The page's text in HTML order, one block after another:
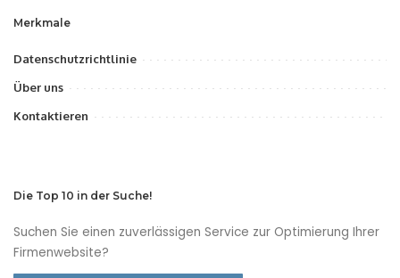
Merkmale
Datenschutzrichtlinie
Über uns
Kontaktieren
Die Top 10 in der Suche!
Suchen Sie einen zuverlässigen Service zur Optimierung Ihrer
Firmenwebsite?